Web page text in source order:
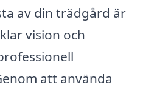
av din trädgård är
vision och
att använda